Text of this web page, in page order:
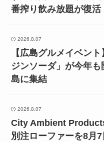
番搾り飲み放題が復活
2026.8.07
【広島グルメイベン
ジンソーダ」が今年
島に集結
2026.8.07
City Ambient
別注ローファーを8月